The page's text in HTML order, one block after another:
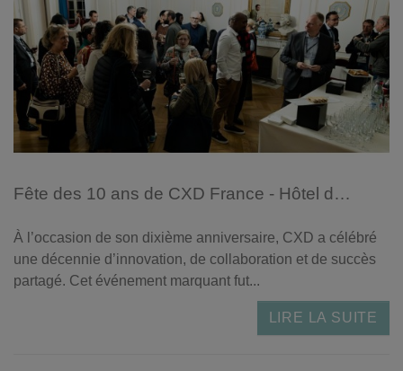
Fête des 10 ans de CXD France - Hôtel des Invalides
À l’occasion de son dixième anniversaire, CXD a célébré
une décennie d’innovation, de collaboration et de succès
partagé. Cet événement marquant fut...
LIRE LA SUITE